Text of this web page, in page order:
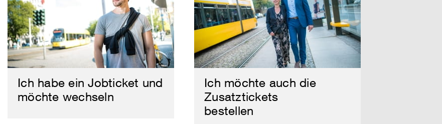
Ich habe ein Jobticket und
möchte wechseln
Ich möchte auch die
Zusatztickets
bestellen